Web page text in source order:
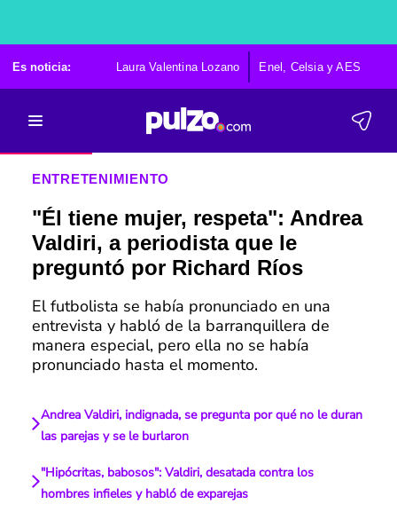
Es noticia: Laura Valentina Lozano Enel, Celsia y AES
ENTRETENIMIENTO
"Él tiene mujer, respeta": Andrea
Valdiri, a periodista que le
preguntó por Richard Ríos
El futbolista se había pronunciado en una
entrevista y habló de la barranquillera de
manera especial, pero ella no se había
pronunciado hasta el momento.
Andrea Valdiri, indignada, se pregunta por qué no le duran
las parejas y se le burlaron
"Hipócritas, babosos": Valdiri, desatada contra los
hombres infieles y habló de exparejas